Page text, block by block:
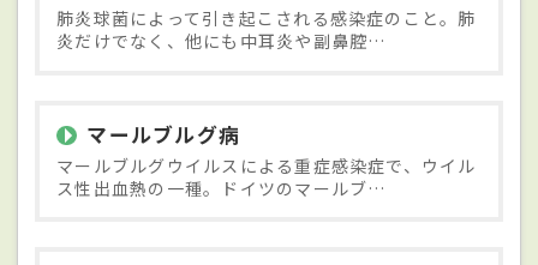
肺炎球菌によって引き起こされる感染症のこと。肺
炎だけでなく、他にも中耳炎や副鼻腔…
マールブルグ病
マールブルグウイルスによる重症感染症で、ウイル
ス性出血熱の一種。ドイツのマールブ…